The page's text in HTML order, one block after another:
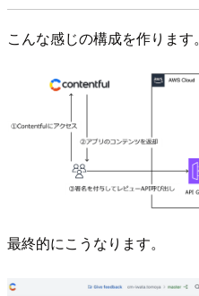
こんな感じの構成を作ります。
最終的にこうなります。